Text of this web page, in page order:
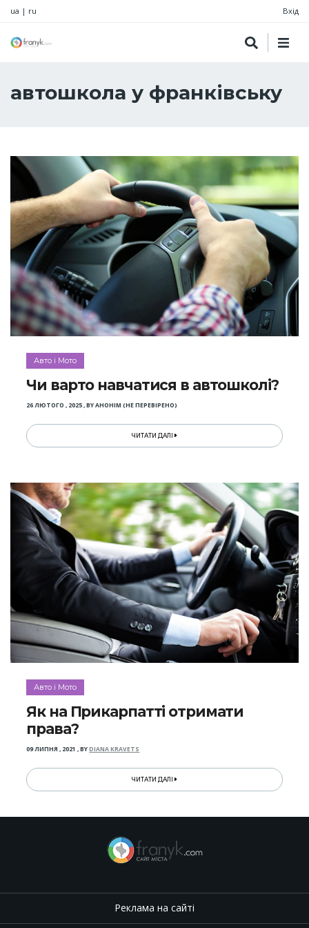
ua | ru Вхід
автошкола у франківську
Авто і Мото
Чи варто навчатися в автошколі?
26 ЛЮТОГО , 2025,BYАНОНІМ (НЕ ПЕРЕВІРЕНО)
ЧИТАТИ ДАЛІ
Авто і Мото
Як на Прикарпатті отримати
права?
09 ЛИПНЯ , 2021 ,BYDIANA KRAVETS
ЧИТАТИ ДАЛІ
Реклама на сайті